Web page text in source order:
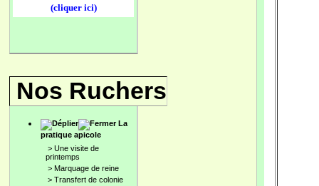
(cliquer ici)
Nos Ruchers
La
pratique apicole
> Une visite de
printemps
> Marquage de reine
> Transfert de colonie